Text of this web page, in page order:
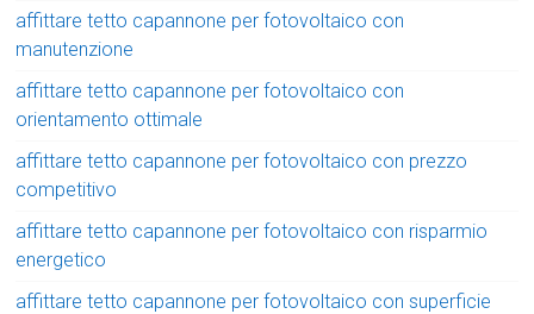
affittare tetto capannone per fotovoltaico con
manutenzione
affittare tetto capannone per fotovoltaico con
orientamento ottimale
affittare tetto capannone per fotovoltaico con prezzo
competitivo
affittare tetto capannone per fotovoltaico con risparmio
energetico
affittare tetto capannone per fotovoltaico con superficie